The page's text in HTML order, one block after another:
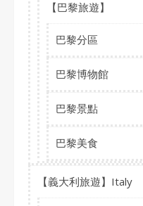
【巴黎旅遊】
巴黎分區
巴黎博物館
巴黎景點
巴黎美食
【義大利旅遊】Italy